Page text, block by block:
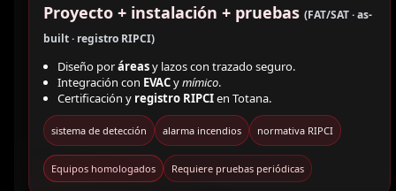
Proyecto + instalación + pruebas (FAT/SAT · as-
built · registro RIPCI)
Diseño poráreasy lazos con trazado seguro.
Integración con EVACymímico.
Certificación y registro RIPCIen Totana.
sistema de detección alarma incendios normativa RIPCI
Equipos homologados Requiere pruebas periódicas